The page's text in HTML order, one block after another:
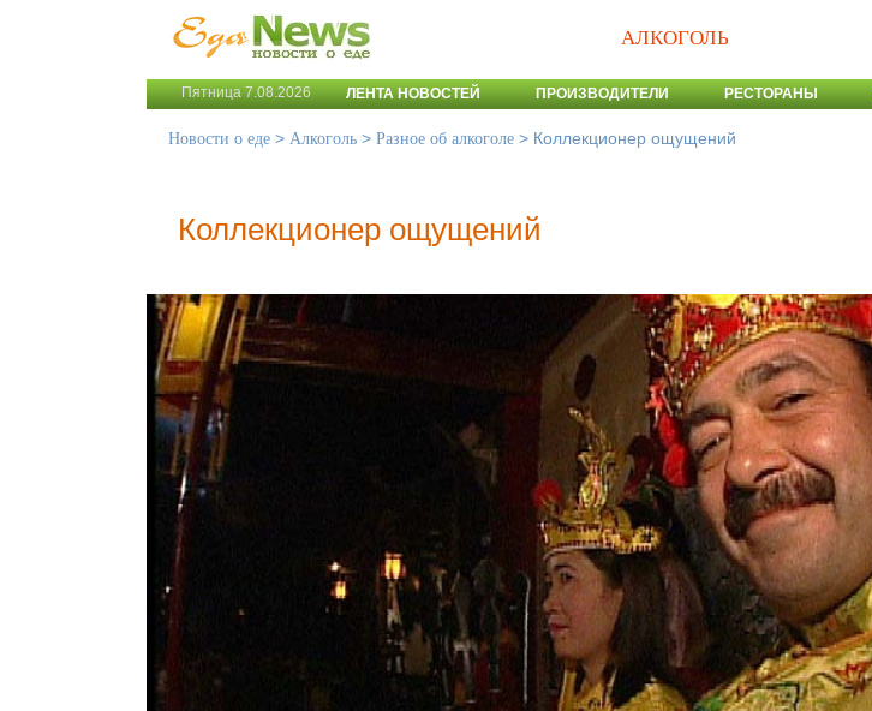
АЛКОГОЛЬ
Пятница 7.08.2026 ЛЕНТА НОВОСТЕЙ ПРОИЗВОДИТЕЛИ РЕСТОРАНЫ
Новости о еде > Алкоголь > Разное об алкоголе > Коллекционер ощущений
Коллекционер ощущений